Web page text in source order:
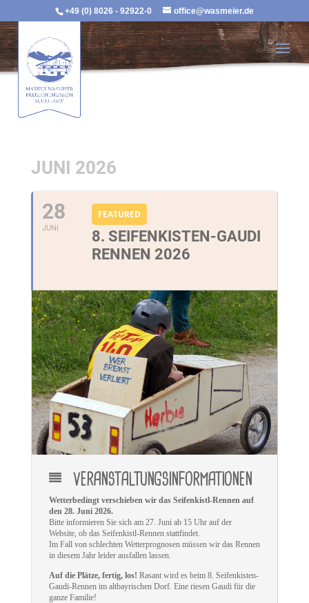
+49 (0) 8026 - 92922-0 office@wasmeier.de
JUNI 2026
28
JUNI
FEATURED
8. SEIFENKISTEN-GAUDI
RENNEN 2026
VERANSTALTUNGSINFORMATIONEN
Wetterbedingt verschieben wir das Seifenkistl-Rennen auf
den 28. Juni 2026.
Bitte informieren Sie sich am 27. Juni ab 15 Uhr auf der
Website, ob das Seifenkistl-Rennen stattfindet.
Im Fall von schlechten Wetterprognosen müssen wir das Rennen
in diesem Jahr leider ausfallen lassen.
Auf die Plätze, fertig, los! Rasant wird es beim 8. Seifenkisten-
Gaudi-Rennen im altbayrischen Dorf. Eine riesen Gaudi für die
ganze Familie!